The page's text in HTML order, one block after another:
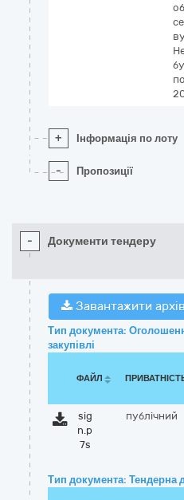
+ Інформація по лоту
- Пропозиції
- Документи тендеру
Завантажити
Тип документа:
закупівлі
ФАЙЛ
sig
n.p
7s
публічний
Тип документа: Тендерна